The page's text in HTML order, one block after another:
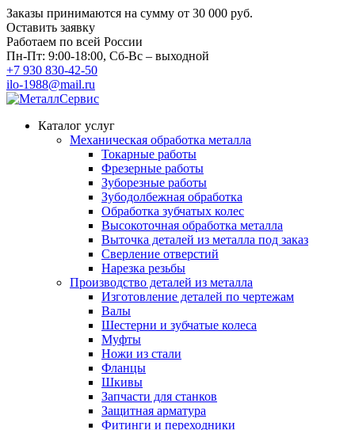
Заказы принимаются на сумму от 30 000 руб.
Оставить заявку
Работаем по всей России
Пн-Пт: 9:00-18:00, Сб-Вс – выходной
+7 930 830-42-50
ilo-1988@mail.ru
Каталог услуг
Механическая обработка металла
Токарные работы
Фрезерные работы
Зуборезные работы
Зубодолбежная обработка
Обработка зубчатых колес
Высокоточная обработка металла
Выточка деталей из металла под заказ
Сверление отверстий
Нарезка резьбы
Производство деталей из металла
Изготовление деталей по чертежам
Валы
Шестерни и зубчатые колеса
Муфты
Ножи из стали
Фланцы
Шкивы
Запчасти для станков
Защитная арматура
Фитинги и переходники